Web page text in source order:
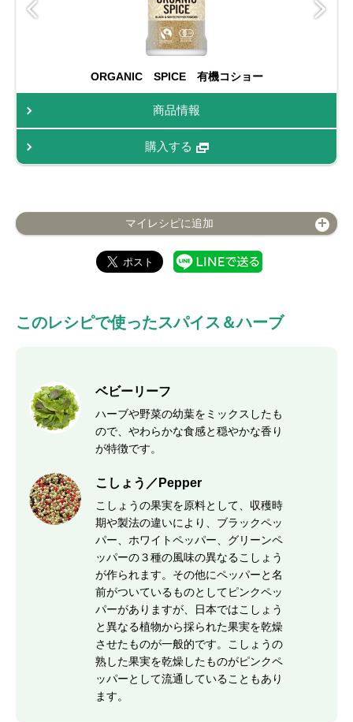
ORGANIC SPICE 有機コショー
商品情報
購入する
マイレシピに追加
このレシピで使ったスパイス＆ハーブ
ベビーリーフ
ハーブや野菜の幼葉をミックスしたも
ので、やわらかな食感と穏やかな香り
が特徴です。
こしょう／Pepper
こしょうの果実を原料として、収穫時
期や製法の違いにより、ブラックペッ
パー、ホワイトペッパー、グリーンペ
ッパーの３種の風味の異なるこしょう
が作られます。その他にペッパーと名
前がついているものとしてピンクペッ
パーがありますが、日本ではこしょう
と異なる植物から採られた果実を乾燥
させたものが一般的です。こしょうの
熟した果実を乾燥したものがピンクペ
ッパーとして流通していることもあり
ます。